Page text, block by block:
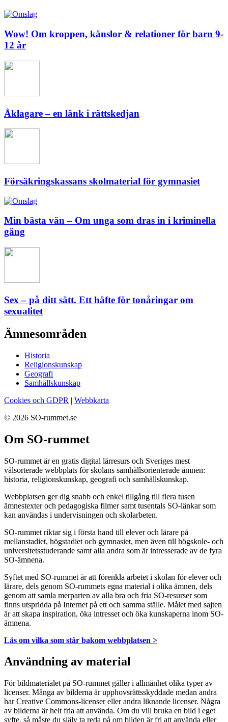
Wow! Om kroppen, känslor & relationer för barn 9-
12 år
Åklagare – en länk i rättskedjan
Försäkringskassans skolmaterial för gymnasiet
Min bästa vän – Om unga som dras in i kriminella
gäng
Sex – på ditt sätt. Ett häfte för tonåringar om
sexualitet
Ämnesområden
Historia
Religionskunskap
Geografi
Samhällskunskap
Cookies och GDPR | Webbkarta
© 2026 SO-rummet.se
Om SO-rummet
SO-rummet är en gratis digital lärresurs och Sveriges mest
välsorterade webbplats för skolans samhällsorienterade ämnen:
historia, religionskunskap, geografi och samhällskunskap.
Webbplatsen ger dig snabb och enkel tillgång till flera tusen
ämnestexter och pedagogiska filmer samt tusentals SO-länkar som
kan användas i undervisningen och skolarbeten.
SO-rummet riktar sig i första hand till elever och lärare på
mellanstadiet, högstadiet och gymnasiet, men även till högskole- och
universitetsstuderande samt alla andra som är intresserade av de fyra
SO-ämnena.
Syftet med SO-rummet är att förenkla arbetet i skolan för elever och
lärare, dels genom SO-rummets egna material i olika ämnen, dels
genom att samla merparten av alla bra och fria SO-resurser som
finns utspridda på Internet på ett och samma ställe. Målet med sajten
är att skapa inspiration, öka intresset och öka kunskaperna inom SO-
ämnena.
Läs om vilka som står bakom webbplatsen >
Användning av material
För bildmaterialet på SO-rummet gäller i allmänhet olika typer av
licenser. Många av bilderna är upphovsrättsskyddade medan andra
har Creative Commons-licenser eller andra liknande licenser. Några
av bilderna är helt fria att använda. Om du vill bruka en bild i eget
syfte, så måste du själv ta reda på om bilden är fri att använda eller